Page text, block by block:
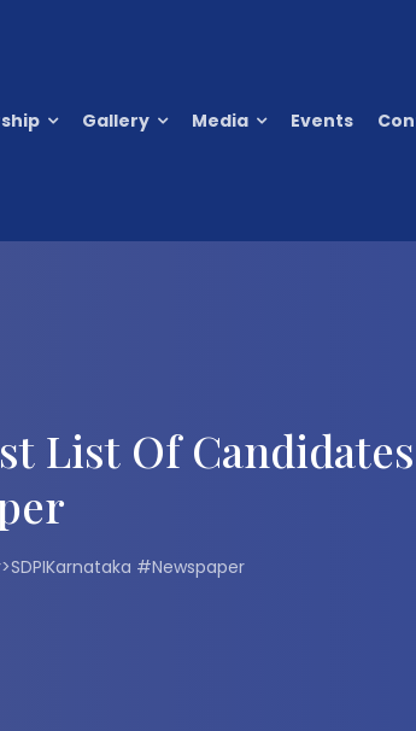
Gallery Media Events
List Of Candidates
#Newspaper